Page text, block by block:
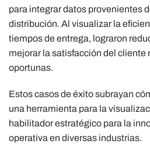
para integrar datos provenientes
distribución. Al visualizar la
tiempos de entrega, lograron
mejorar la satisfacción del cliente
oportunas.
Estos casos de éxito subrayan
una herramienta para la
habilitador estratégico para la
operativa en diversas industrias.